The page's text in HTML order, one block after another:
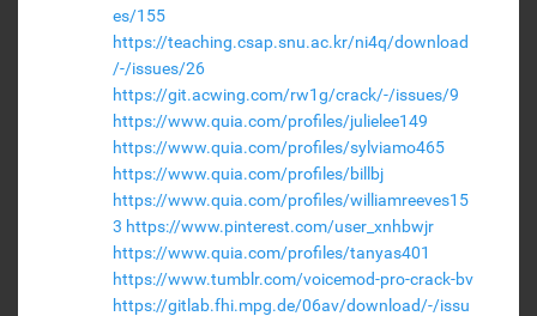
es/155
https://teaching.csap.snu.ac.kr/ni4q/download
/-/issues/26
https://git.acwing.com/rw1g/crack/-/issues/9
https://www.quia.com/profiles/julielee149
https://www.quia.com/profiles/sylviamo465
https://www.quia.com/profiles/billbj
https://www.quia.com/profiles/williamreeves15
3 https://www.pinterest.com/user_xnhbwjr
https://www.quia.com/profiles/tanyas401
https://www.tumblr.com/voicemod-pro-crack-bv
https://gitlab.fhi.mpg.de/06av/download/-/issu